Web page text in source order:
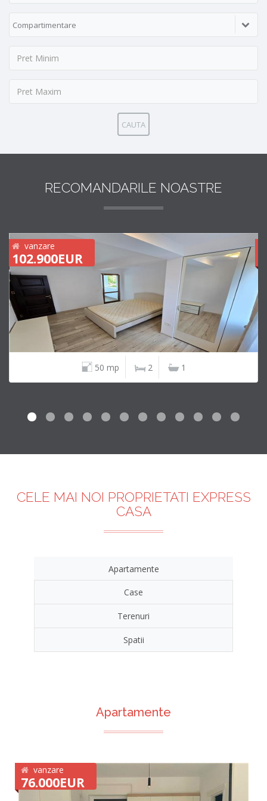
Compartimentare
CAUTA
RECOMANDARILE NOASTRE
vanzare
102.900EUR
50 mp 2 1
CELE MAI NOI PROPRIETATI EXPRESS
CASA
Apartamente
Case
Terenuri
Spatii
Apartamente
vanzare
76.000EUR